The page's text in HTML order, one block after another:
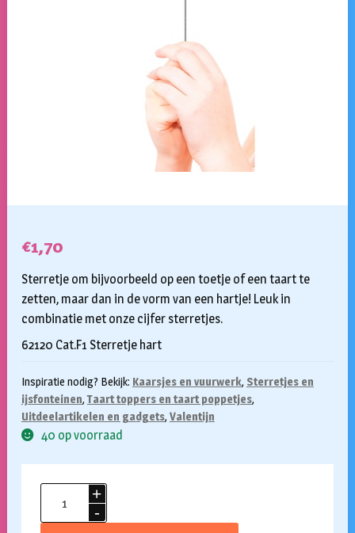
€1,70
Sterretje om bijvoorbeeld op een toetje of een taart te
zetten, maar dan in de vorm van een hartje! Leuk in
combinatie met onze cijfer sterretjes.
62120 Cat.F1 Sterretje hart
Inspiratie nodig? Bekijk: Kaarsjes en vuurwerk, Sterretjes en
ijsfonteinen,Taart toppers en taart poppetjes,
Uitdeelartikelen en gadgets, Valentijn
40 op voorraad
hartje